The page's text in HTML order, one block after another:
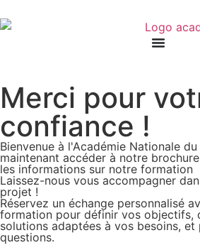
Merci pour
confiance !
Bienvenue à l'Académie Nationale
maintenant accéder à notre
les informations sur notre formation
Laissez-nous vous accompagner
projet !
Réservez un échange personnalisé
formation pour définir vos objectifs,
solutions adaptées à vos besoins,
questions.